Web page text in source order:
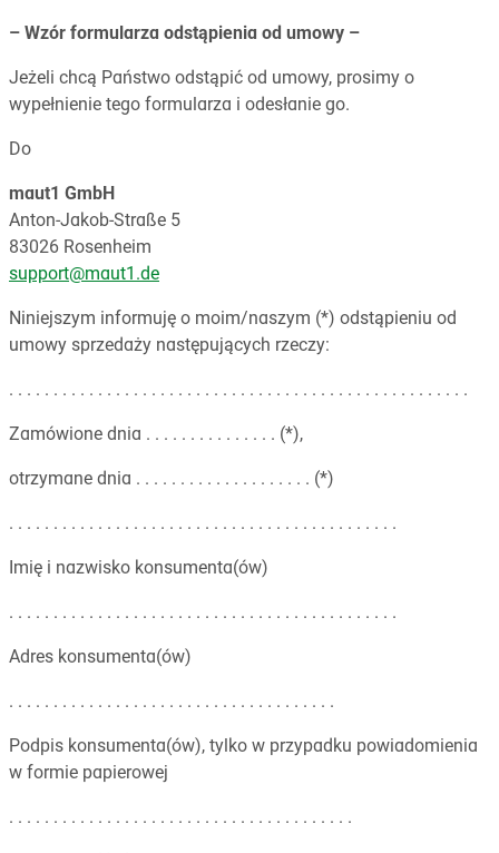
– Wzór formularza odstąpienia od umowy –
Jeżeli chcą Państwo odstąpić od umowy, prosimy o
wypełnienie tego formularza i odesłanie go.
Do
maut1 GmbH
Anton-Jakob-Straße 5
83026 Rosenheim
support@maut1.de
Niniejszym informuję o moim/naszym (*) odstąpieniu od
umowy sprzedaży następujących rzeczy:
. . . . . . . . . . . . . . . . . . . . . . . . . . . . . . . . . . . . . . . . . . . . . . . . . . . .
Zamówione dnia . . . . . . . . . . . . . . . (*),
otrzymane dnia . . . . . . . . . . . . . . . . . . . . (*)
. . . . . . . . . . . . . . . . . . . . . . . . . . . . . . . . . . . . . . . . . . . .
Imię i nazwisko konsumenta(ów)
. . . . . . . . . . . . . . . . . . . . . . . . . . . . . . . . . . . . . . . . . . . .
Adres konsumenta(ów)
. . . . . . . . . . . . . . . . . . . . . . . . . . . . . . . . . . . . .
Podpis konsumenta(ów), tylko w przypadku powiadomienia
w formie papierowej
. . . . . . . . . . . . . . . . . . . . . . . . . . . . . . . . . . . . . . .